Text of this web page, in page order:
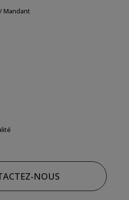
Mandant
NOUS